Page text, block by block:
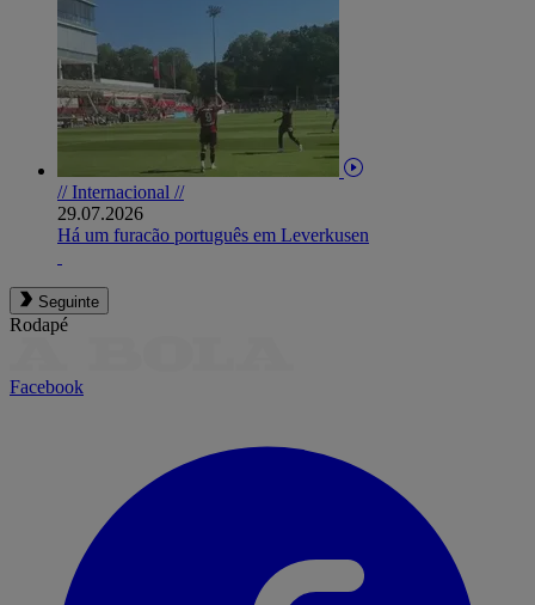
// Internacional //
29.07.2026
Há um furacão português em Leverkusen
Seguinte
Rodapé
Facebook